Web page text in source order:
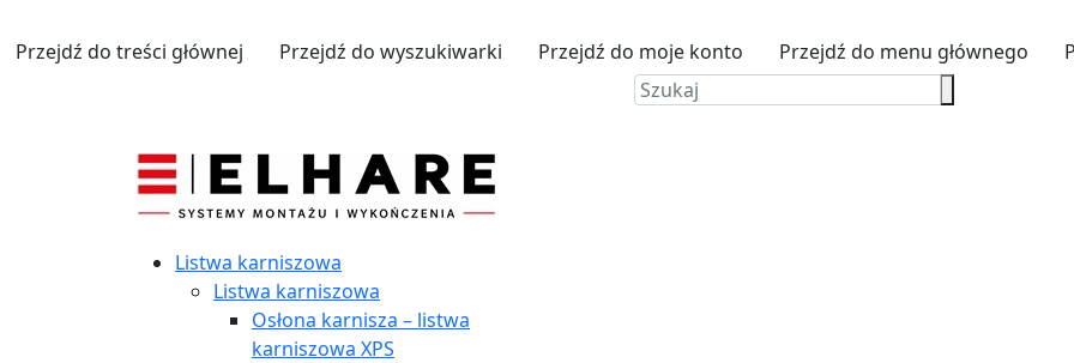
Przejdź do treści głównej Przejdź do wyszukiwarki Przejdź do moje konto Przejdź do menu głównego
Listwa karniszowa
Listwa karniszowa
Osłona karnisza – listwa
karniszowa XPS